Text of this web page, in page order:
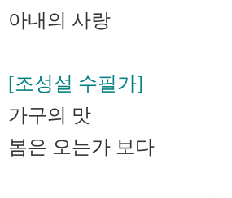
아내의 사랑
[조성설 수필가]
가구의 맛
봄은 오는가 보다